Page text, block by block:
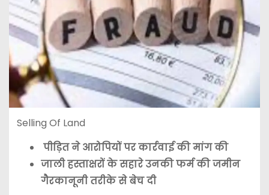
Selling Of Land
पीड़ित ने आरोपियों पर कार्रवाई की मांग की
जाली हस्ताक्षरों के सहारे उनकी फर्म की जमीन
गैरकानूनी तरीके से बेच दी